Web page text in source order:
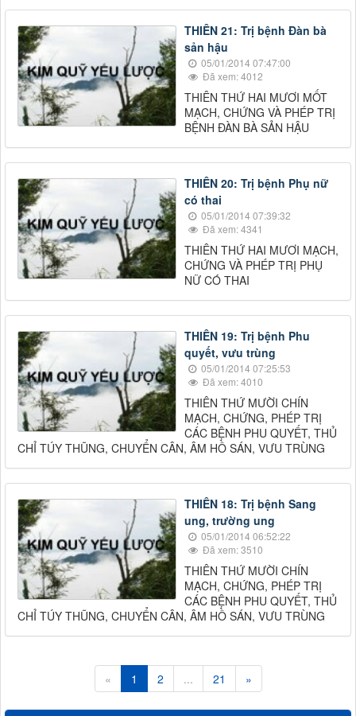
THIÊN 21: Trị bệnh Đàn bà
sản hậu
05/01/2014 07:47:00
Đã xem: 4012
THIÊN THỨ HAI MƯƠI MỐT
MẠCH, CHỨNG VÀ PHÉP TRỊ
BỆNH ĐÀN BÀ SẢN HẬU
THIÊN 20: Trị bệnh Phụ nữ
có thai
05/01/2014 07:39:32
Đã xem: 4341
THIÊN THỨ HAI MƯƠI MẠCH,
CHỨNG VÀ PHÉP TRỊ PHỤ
NỮ CÓ THAI
THIÊN 19: Trị bệnh Phu
quyết, vưu trùng
05/01/2014 07:25:53
Đã xem: 4010
THIÊN THỨ MƯỜI CHÍN
MẠCH, CHỨNG, PHÉP TRỊ
CÁC BỆNH PHU QUYẾT, THỦ
CHỈ TÚY THŨNG, CHUYỂN CÂN, ÂM HỒ SÁN, VƯU TRÙNG
THIÊN 18: Trị bệnh Sang
ung, trường ung
05/01/2014 06:52:22
Đã xem: 3510
THIÊN THỨ MƯỜI CHÍN
MẠCH, CHỨNG, PHÉP TRỊ
CÁC BỆNH PHU QUYẾT, THỦ
CHỈ TÚY THŨNG, CHUYỂN CÂN, ÂM HỒ SÁN, VƯU TRÙNG
« 1 2 ... 21 »